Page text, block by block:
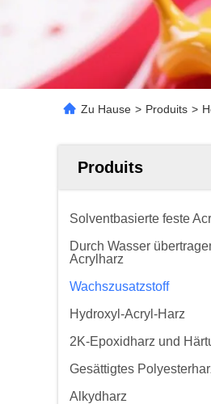
Zu Hause > Produits >
Produits
Solventbasierte feste
Durch Wasser
Acrylharz
Wachszusatzstoff
Hydroxyl-Acryl-Harz
2K-Epoxidharz und
Gesättigtes
Alkydharz